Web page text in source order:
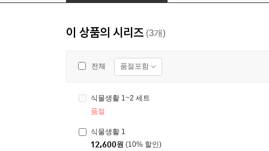
이 상품의 시리즈 (3개)
전체 품절포함
식물생활 1~2 세트
품절
식물생활 1
12,600원 (10% 할인)